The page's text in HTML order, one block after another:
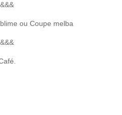
&&&
ou Coupe melba
&&&